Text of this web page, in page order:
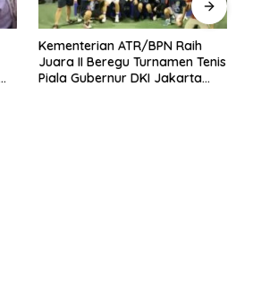
Kementerian ATR/BPN Raih
Juara II Beregu Turnamen Tenis
Piala Gubernur DKI Jakarta